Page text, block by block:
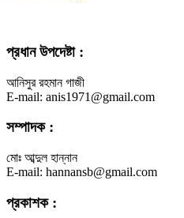
প্রধান উপদেষ্টা :
আনিসুর রহমান গাজী
E-mail: anis1971@gmail.com
সম্পাদক :
মোঃ আব্দুল হান্নান
E-mail: hannansb@gmail.com
প্রকাশক :